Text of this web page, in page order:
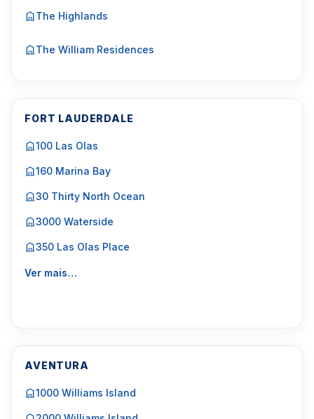
The Highlands
The William Residences
FORT LAUDERDALE
100 Las Olas
160 Marina Bay
30 Thirty North Ocean
3000 Waterside
350 Las Olas Place
Ver mais…
AVENTURA
1000 Williams Island